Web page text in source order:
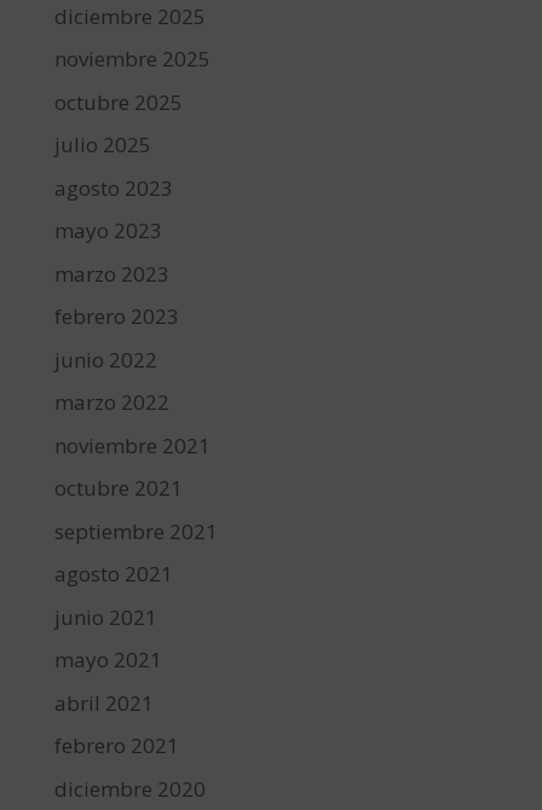
diciembre 2025
noviembre 2025
octubre 2025
julio 2025
agosto 2023
mayo 2023
marzo 2023
febrero 2023
junio 2022
marzo 2022
noviembre 2021
octubre 2021
septiembre 2021
agosto 2021
junio 2021
mayo 2021
abril 2021
febrero 2021
diciembre 2020